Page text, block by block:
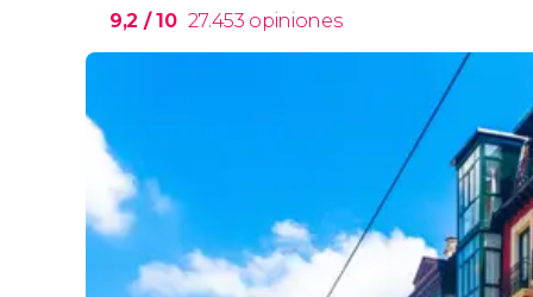
9,2 / 10 27.453 opiniones